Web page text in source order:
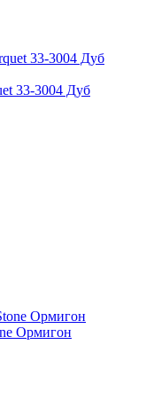
33-3004 Дуб
Ормигон